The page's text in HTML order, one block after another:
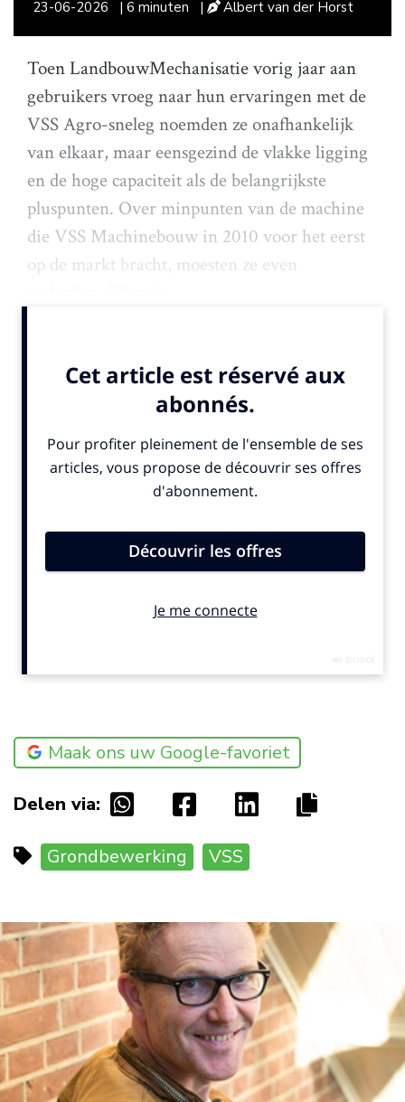
23-06-2026 | 6 minuten | Albert van der Horst
Toen LandbouwMechanisatie vorig jaar aan
gebruikers vroeg naar hun ervaringen met de
VSS Agro-sneleg noemden ze onafhankelijk
van elkaar, maar eensgezind de vlakke ligging
en de hoge capaciteit als de belangrijkste
pluspunten. Over minpunten van de machine
die VSS Machinebouw in 2010 voor het eerst
op de markt bracht, moesten ze even
Maak ons uw Google-favoriet
Delen via:
Grondbewerking VSS